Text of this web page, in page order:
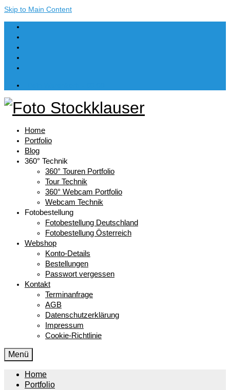
Skip to Main Content
Home
Portfolio
Blog
360° Technik
360° Touren Portfolio
Tour Technik
360° Webcam Portfolio
Webcam Technik
Fotobestellung
Fotobestellung Deutschland
Fotobestellung Österreich
Webshop
Konto-Details
Bestellungen
Passwort vergessen
Kontakt
Terminanfrage
AGB
Datenschutzerklärung
Impressum
Cookie-Richtlinie
Menü
Home
Portfolio